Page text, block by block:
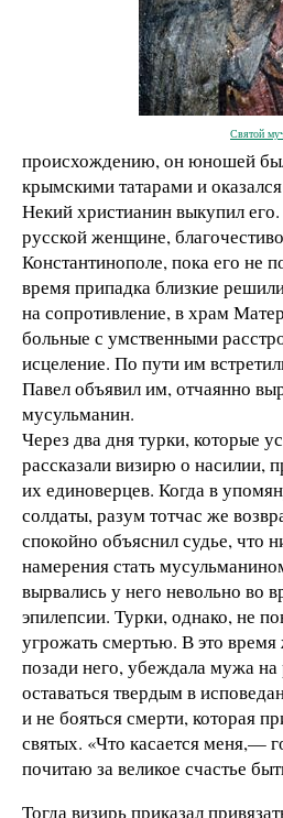
Святой
происхождению, он юношей
крымскими татарами и
Некий христианин выкупил
русской женщине,
Константинополе, пока его не
время припадка близкие
на сопротивление, в храм
больные с умственными
исцеление. По пути им
Павел объявил им, отчаянно
мусульманин.
Через два дня турки, которые
рассказали визирю о насилии,
их единоверцев. Когда в
солдаты, разум тотчас же
спокойно объяснил судье, что
намерения стать
вырвались у него невольно во
эпилепсии. Турки, однако, не
угрожать смертью. В это
позади него, убеждала мужа на
оставаться твердым в
и не бояться смерти, которая
святых. «Что касается меня,—
почитаю за великое счастье
Тогда визирь приказал